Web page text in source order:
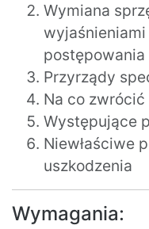
Wymiana
postępowania
Przyrządy
Na co
Występujące
Niewłaściwe
uszkodzenia
Wymagania: